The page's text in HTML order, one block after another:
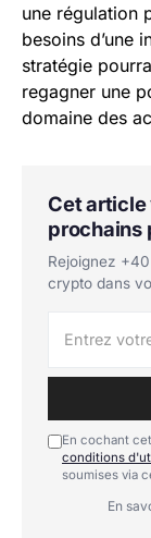
une régulation
besoins d’une
stratégie
regagner une
domaine des
Cet article
prochains
Rejoignez
crypto dans
En cochant
conditions
soumises via
En